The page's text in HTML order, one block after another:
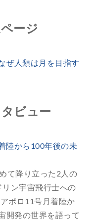
ージ
人類は月を目指す
ビュー
陸から100年後の未
て降り立った2人の
ン宇宙飛行士への
ポロ11号月着陸か
開発の世界を語って